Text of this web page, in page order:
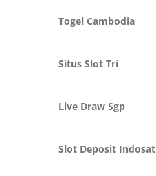
Togel Cambodia
Situs Slot Tri
Live Draw Sgp
Slot Deposit Indosat